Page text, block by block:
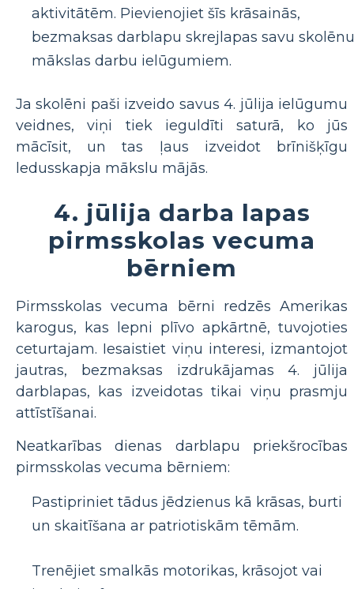
aktivitātēm. Pievienojiet šīs krāsainās,
bezmaksas darblapu skrejlapas savu skolēnu
mākslas darbu ielūgumiem.
Ja skolēni paši izveido savus 4. jūlija ielūgumu
veidnes, viņi tiek ieguldīti saturā, ko jūs
mācīsit, un tas ļaus izveidot brīnišķīgu
ledusskapja mākslu mājās.
4. jūlija darba lapas
pirmsskolas vecuma
bērniem
Pirmsskolas vecuma bērni redzēs Amerikas
karogus, kas lepni plīvo apkārtnē, tuvojoties
ceturtajam. Iesaistiet viņu interesi, izmantojot
jautras, bezmaksas izdrukājamas 4. jūlija
darblapas, kas izveidotas tikai viņu prasmju
attīstīšanai.
Neatkarības dienas darblapu priekšrocības
pirmsskolas vecuma bērniem:
Pastipriniet tādus jēdzienus kā krāsas, burti
un skaitīšana ar patriotiskām tēmām.
Trenējiet smalkās motorikas, krāsojot vai